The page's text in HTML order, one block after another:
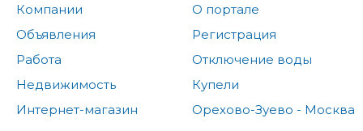
Компании
Объявления
Работа
Недвижимость
Интернет-магазин
О портале
Регистрация
Отключение воды
Купели
Орехово-Зуево - Москва